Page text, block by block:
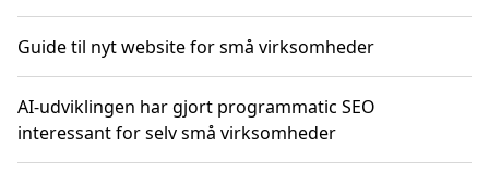
Guide til nyt website for små virksomheder
AI-udviklingen har gjort programmatic SEO
interessant for selv små virksomheder